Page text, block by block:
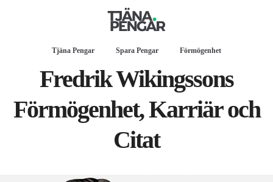
Tjäna Pengar Spara Pengar Förmögenhet
Fredrik Wikingssons
Förmögenhet, Karriär och
Citat